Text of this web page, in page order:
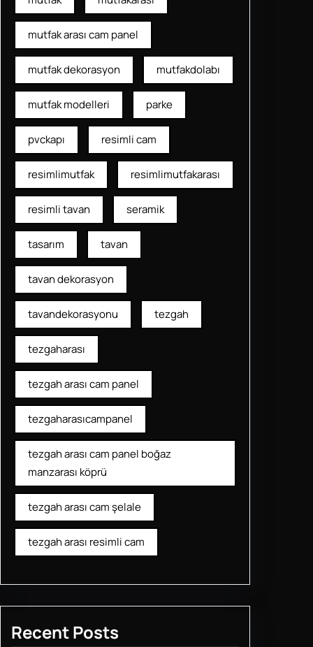
mutfak arası cam panel
mutfak dekorasyon mutfakdolabı
mutfak modelleri parke
pvckapı resimli cam
resimlimutfak resimlimutfakarası
resimli tavan seramik
tasarım tavan
tavan dekorasyon
tavandekorasyonu tezgah
tezgaharası
tezgah arası cam panel
tezgaharasıcampanel
tezgah arası cam panel boğaz
manzarası köprü
tezgah arası cam şelale
tezgah arası resimli cam
Recent Posts